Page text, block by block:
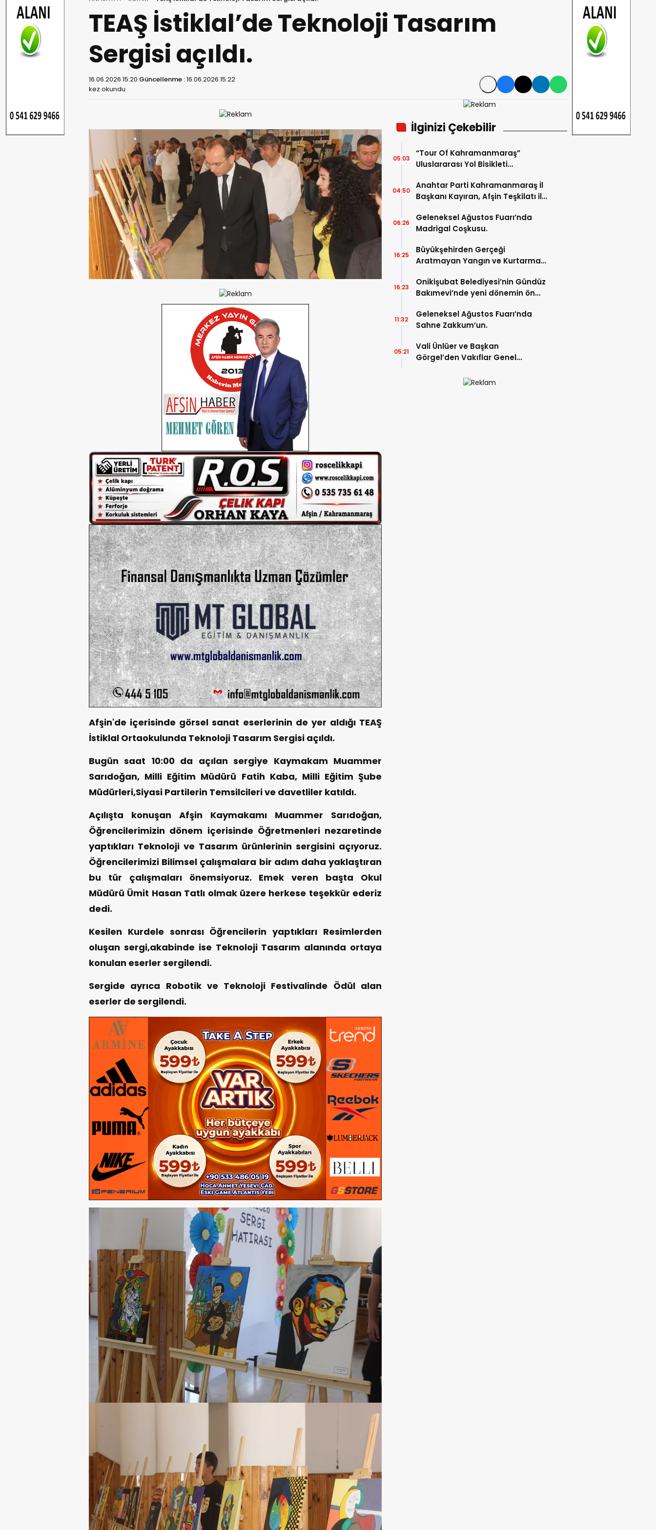
TEAŞ İstiklal’de Teknoloji Tasarım
Sergisi açıldı.
16.06.2026 15:20 Güncellenme :16.06.2026 15:22
kez okundu
Afşin'de içerisinde görsel sanat eserlerinin de yer aldığı TEAŞ
İstiklal Ortaokulunda Teknoloji Tasarım Sergisi açıldı.
Bugün saat 10:00 da açılan sergiye Kaymakam Muammer
Sarıdoğan, Milli Eğitim Müdürü Fatih Kaba, Milli Eğitim Şube
Müdürleri,Siyasi Partilerin Temsilcileri ve davetliler katıldı.
Açılışta konuşan Afşin Kaymakamı Muammer Sarıdoğan,
Öğrencilerimizin dönem içerisinde Öğretmenleri nezaretinde
yaptıkları Teknoloji ve Tasarım ürünlerinin sergisini açıyoruz.
Öğrencilerimizi Bilimsel çalışmalara bir adım daha yaklaştıran
bu tür çalışmaları önemsiyoruz. Emek veren başta Okul
Müdürü Ümit Hasan Tatlı olmak üzere herkese teşekkür ederiz
dedi.
Kesilen Kurdele sonrası Öğrencilerin yaptıkları Resimlerden
oluşan sergi,akabinde ise Teknoloji Tasarım alanında ortaya
konulan eserler sergilendi.
Sergide ayrıca Robotik ve Teknoloji Festivalinde Ödül alan
eserler de sergilendi.
İlginizi Çekebilir
“Tour Of Kahramanmaraş”
Uluslararası Yol Bisikleti
05:03
Anahtar Parti Kahramanmaraş İl
Başkanı Kayıran, Afşin Teşkilatı ile
04:50
Geleneksel Ağustos Fuarı’nda
Madrigal Coşkusu.
06:26
Büyükşehirden Gerçeği
Aratmayan Yangın ve Kurtarma
16:25
Onikişubat Belediyesi’nin Gündüz
Bakımevi’nde yeni dönemin ön
16:23
Geleneksel Ağustos Fuarı’nda
Sahne Zakkum’un.
11:32
Vali Ünlüer ve Başkan
Görgel’den Vakıflar Genel
05:21